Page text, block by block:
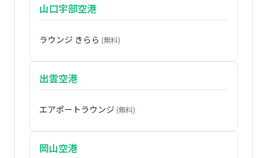
山口宇部空港
ラウンジ きらら (無料)
出雲空港
エアポートラウンジ (無料)
岡山空港